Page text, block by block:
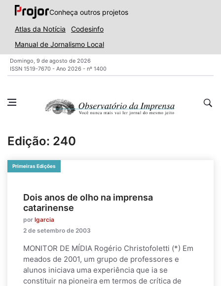
Conheça outros projetos
Atlas da Notícia
Codesinfo
Manual de Jornalismo Local
Domingo, 9 de agosto de 2026
ISSN 1519-7670 - Ano 2026 - nº 1400
Edição: 240
Primeiras Edições
Dois anos de olho na imprensa
catarinense
por lgarcia
2 de setembro de 2003
MONITOR DE MÍDIA Rogério Christofoletti (*) Em
meados de 2001, um grupo de professores e
alunos iniciava uma experiência que ia se
constituir na pioneira em termos de crítica de